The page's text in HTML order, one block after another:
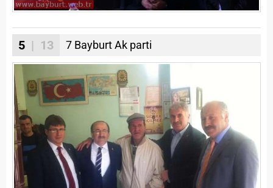
5 | 13 7 Bayburt Ak parti